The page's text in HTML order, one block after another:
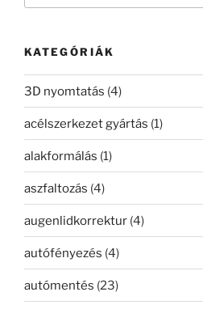
KATEGÓRIÁK
3D nyomtatás (4)
acélszerkezet gyártás (1)
alakformálás (1)
aszfaltozás (4)
augenlidkorrektur (4)
autófényezés (4)
autómentés (23)